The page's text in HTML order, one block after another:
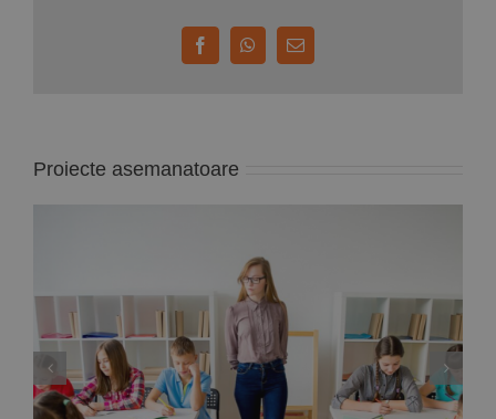
FacebookWhatsApp
E-
Proiecte asemanatoare
Curs Metode si tehnici de gestionare a
comportamentelor la clasa pentru copii cu
tulburari de neurodezvoltare – Bacau, Martie